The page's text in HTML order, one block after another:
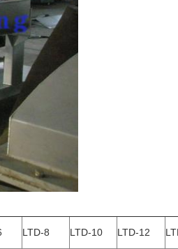
LTD-8 LTD-10 LTD-12